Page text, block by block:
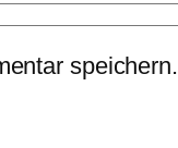
speichern.